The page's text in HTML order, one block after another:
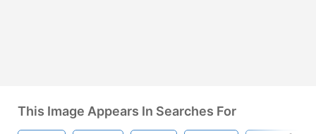
This Image Appears In Searches For